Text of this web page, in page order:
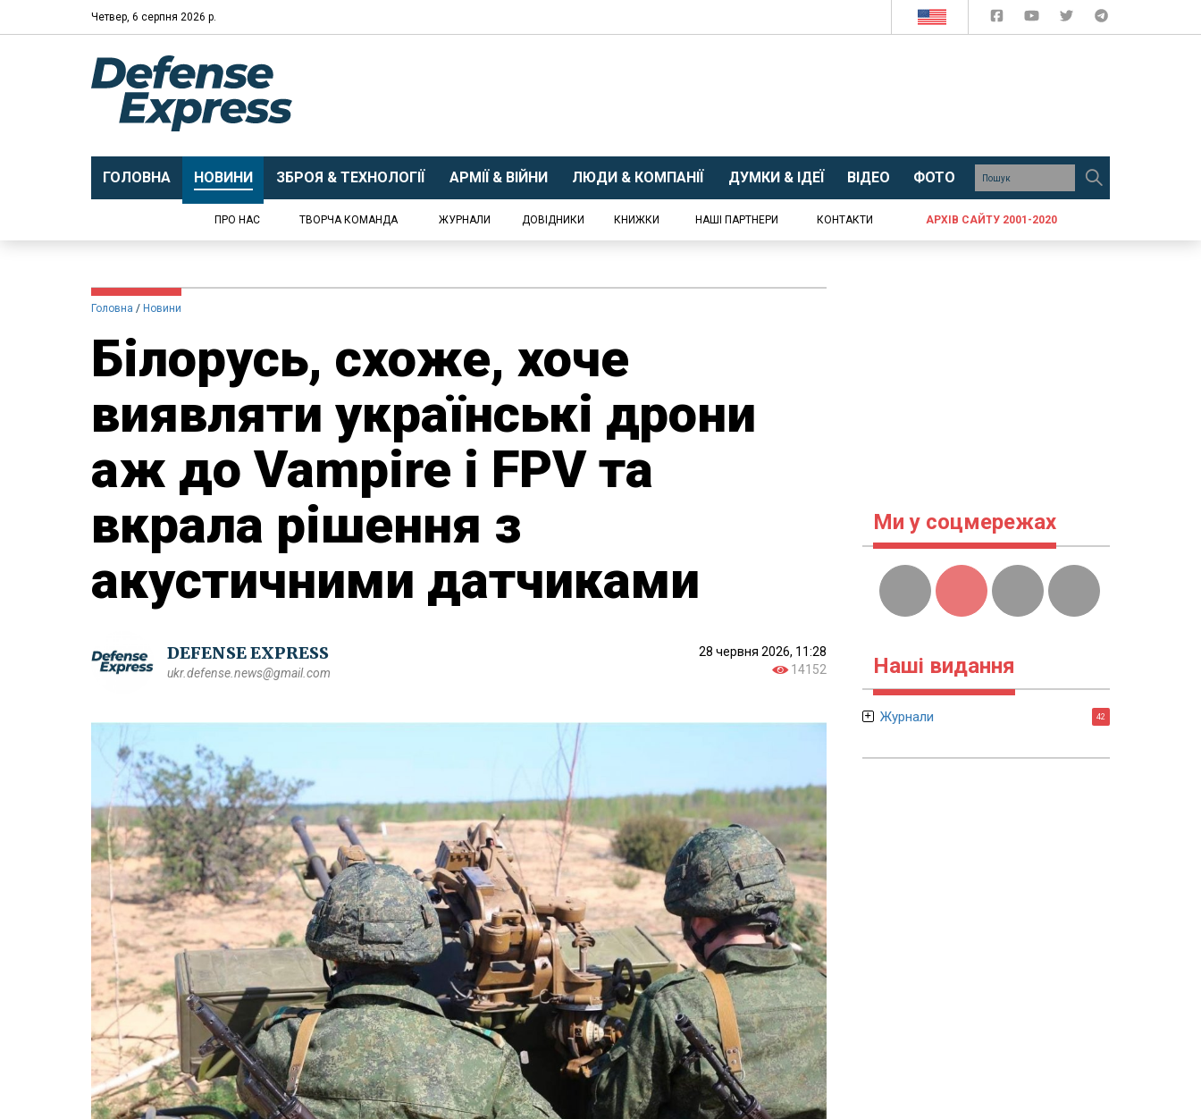
Четвер, 6 серпня 2026 р.
ГОЛОВНА НОВИНИ ЗБРОЯ & ТЕХНОЛОГІЇ АРМІЇ & ВІЙНИ ЛЮДИ & КОМПАНІЇ ДУМКИ & ІДЕЇ ВІДЕО ФОТО
ПРО НАС ТВОРЧА КОМАНДА ЖУРНАЛИ ДОВІДНИКИ КНИЖКИ НАШІ ПАРТНЕРИ КОНТАКТИ АРХІВ САЙТУ 2001-2020
Головна Новини
Білорусь, схоже, хоче
виявляти українські дрони
аж до Vampire і FPV та
вкрала рішення з
акустичними датчиками
DEFENSE EXPRESS
ukr.defense.news@gmail.com
28 червня 2026, 11:28
14152
Ми у соцмережах
Наші видання
Журнали 42